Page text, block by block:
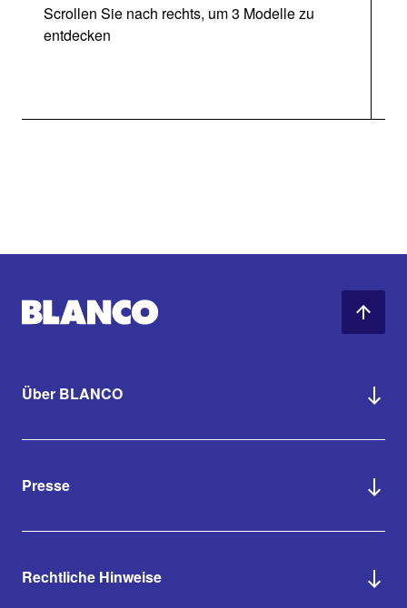
Scrollen Sie nach rechts, um 3 Modelle zu
entdecken
Über BLANCO
Presse
Rechtliche Hinweise